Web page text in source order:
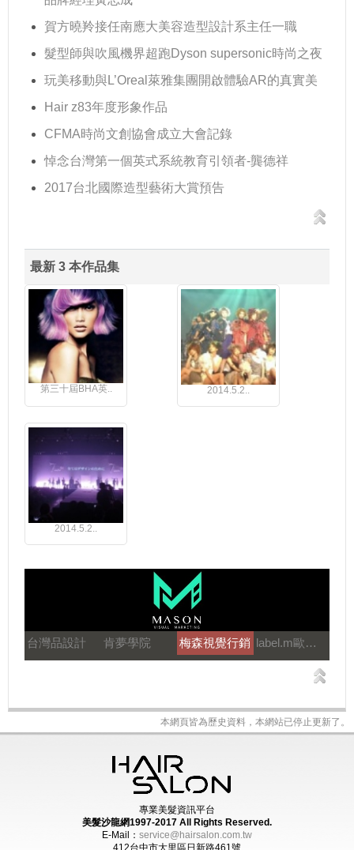
賀方曉羚接任南應大美容造型設計系主任一職
髮型師與吹風機界超跑Dyson supersonic時尚之夜
玩美移動與L’Oreal萊雅集團開啟體驗AR的真實美
Hair z83年度形象作品
CFMA時尚文創協會成立大會記錄
悼念台灣第一個英式系統教育引領者-龔德祥
2017台北國際造型藝術大賞預告
最新 3 本作品集
第三十屆BHA英.. 2014.5.2..
2014.5.2..
台灣品設計 肯夢學院 梅森視覺行銷 label.m歐士特國際
本網頁皆為歷史資料，本網站已停止更新了。
專業美髮資訊平台
美髮沙龍網1997-2017 All Rights Reserved.
E-Mail： service@hairsalon.com.tw